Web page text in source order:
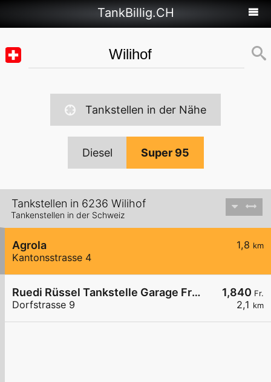
TankBillig.CH
Tankstellen in der Nähe
Diesel Super 95
Tankstellen in 6236 Wilihof
Tankenstellen in der Schweiz
1,8 km
Agrola
Kantonsstrasse 4
1,840 Fr.
2,1 km
Ruedi Rüssel Tankstelle Garage Frei AG
Dorfstrasse 9